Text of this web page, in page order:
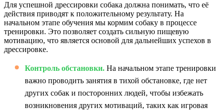
Для успешной дрессировки собака должна понимать, что её
действия приводят к положительному результату. На
начальном этапе обучения мы кормим собаку в процессе
тренировки. Это позволяет создать сильную пищевую
мотивацию, что является основой для дальнейших успехов в
дрессировке.
Контроль обстановки. На начальном этапе тренировки
важно проводить занятия в тихой обстановке, где нет
других собак и посторонних людей, чтобы избежать
возникновения других мотиваций, таких как игровая